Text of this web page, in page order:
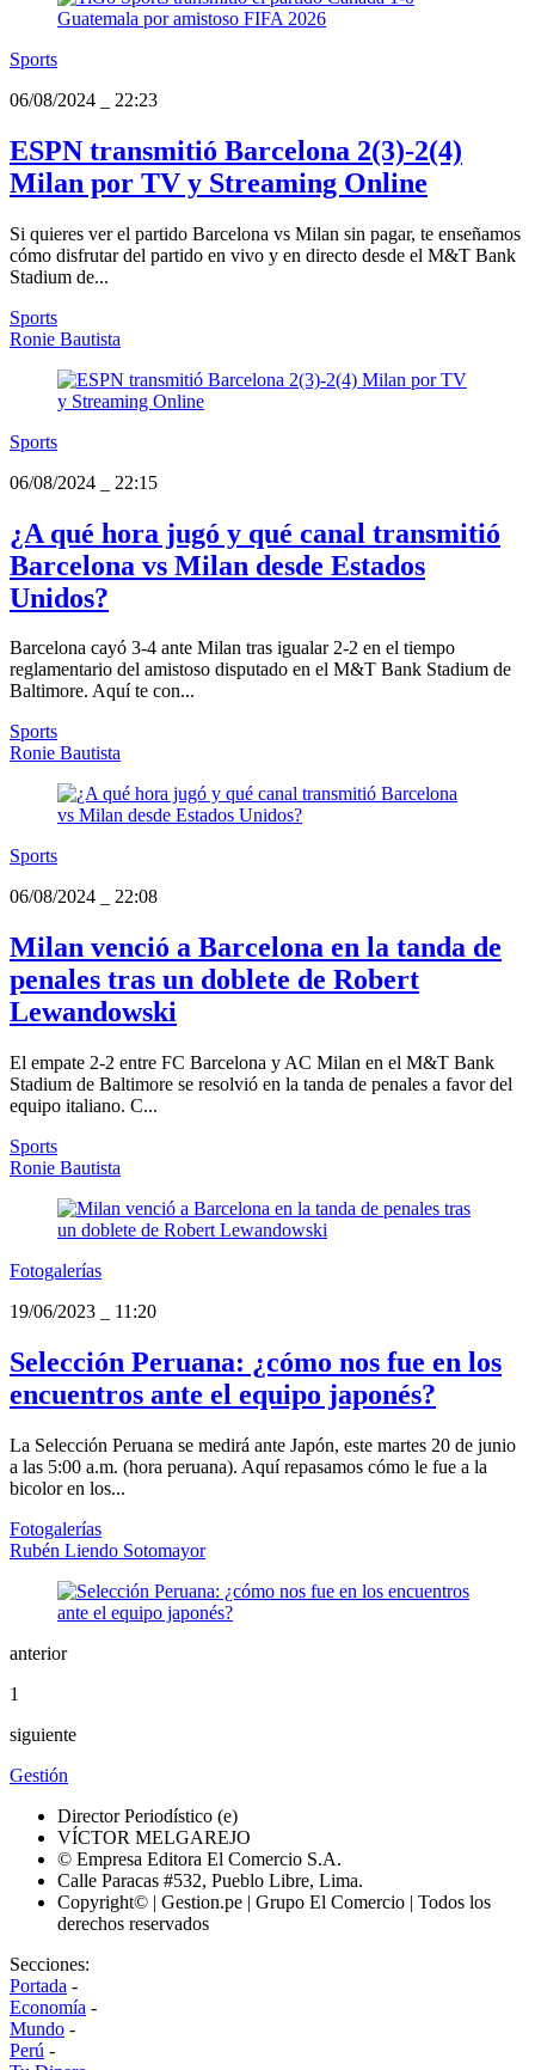
Sports
06/08/2024
22:23
ESPN transmitió Barcelona 2(3)-2(4)
Milan por TV y Streaming Online
Si quieres ver el partido Barcelona vs Milan sin pagar, te enseñamos
cómo disfrutar del partido en vivo y en directo desde el M&T Bank
Stadium de...
Sports
Ronie Bautista
Sports
06/08/2024
22:15
¿A qué hora jugó y qué canal transmitió
Barcelona vs Milan desde Estados
Unidos?
Barcelona cayó 3-4 ante Milan tras igualar 2-2 en el tiempo
reglamentario del amistoso disputado en el M&T Bank Stadium de
Baltimore. Aquí te con...
Sports
Ronie Bautista
Sports
06/08/2024
22:08
Milan venció a Barcelona en la tanda de
penales tras un doblete de Robert
Lewandowski
El empate 2-2 entre FC Barcelona y AC Milan en el M&T Bank
Stadium de Baltimore se resolvió en la tanda de penales a favor del
equipo italiano. C...
Sports
Ronie Bautista
Fotogalerías
19/06/2023
11:20
Selección Peruana: ¿cómo nos fue en los
encuentros ante el equipo japonés?
La Selección Peruana se medirá ante Japón, este martes 20 de junio
a las 5:00 a.m. (hora peruana). Aquí repasamos cómo le fue a la
bicolor en los...
Fotogalerías
Rubén Liendo Sotomayor
anterior
1
siguiente
Gestión
Director Periodístico (e)
VÍCTOR MELGAREJO
© Empresa Editora El Comercio S.A.
Calle Paracas #532, Pueblo Libre, Lima.
Copyright© | Gestion.pe | Grupo El Comercio | Todos los
derechos reservados
Secciones:
Portada -
Economía -
Mundo -
Perú -